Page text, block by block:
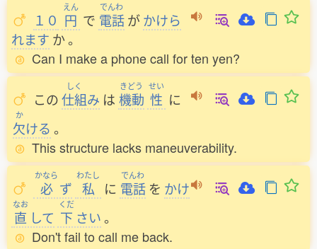
１０
えん
円 で
でんわ
電話 がかけら
れます か。
Can I make a phone call for ten yen?
この
しく
仕組み は
きどう
機動
せい
性 に
か
欠ける 。
This structure lacks maneuverability.
かなら
必 ず
わたし
私 に
でんわ
電話 を かけ
なお
直 して
くだ
下 さい。
Don't fail to call me back.